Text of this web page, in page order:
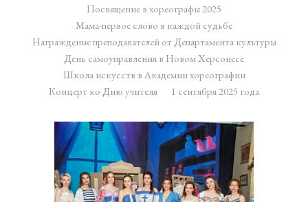
Посвящение в хореографы 2025
Мама-первое слово в каждой судьбе
Награждение преподавателей от Департамента культуры
День самоуправления в Новом Херсонесе
Школа искусств в Академии хореографии
Концерт ко Дню учителя
1 сентября 2025 года